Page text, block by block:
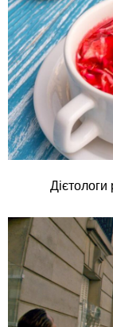
Дієтологи